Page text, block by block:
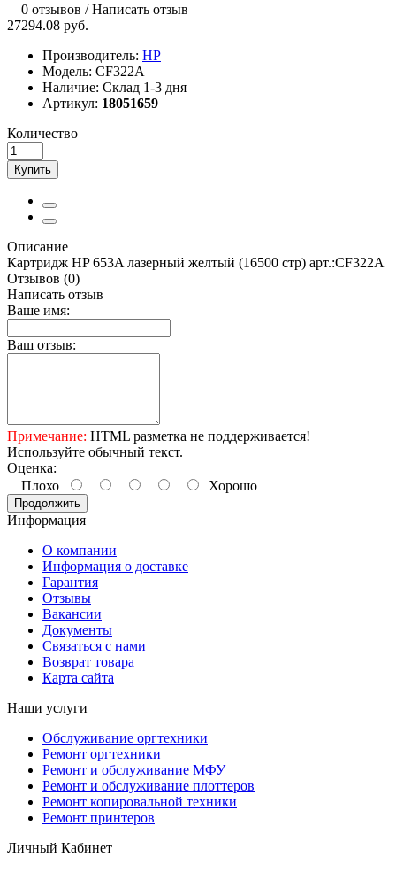
0 отзывов /Написать отзыв
27294.08 руб.
Производитель: HP
Модель: CF322A
Наличие: Склад 1-3 дня
Артикул: 18051659
Количество
Купить
Описание
Картридж HP 653A лазерный желтый (16500 стр) арт.:CF322A
Отзывов (0)
Написать отзыв
Ваше имя:
Ваш отзыв:
Примечание: HTML разметка не поддерживается!
Используйте обычный текст.
Оценка:
Плохо
Хорошо
Продолжить
Информация
О компании
Информация о доставке
Гарантия
Отзывы
Вакансии
Документы
Связаться с нами
Возврат товара
Карта сайта
Наши услуги
Обслуживание оргтехники
Ремонт оргтехники
Ремонт и обслуживание МФУ
Ремонт и обслуживание плоттеров
Ремонт копировальной техники
Ремонт принтеров
Личный Кабинет